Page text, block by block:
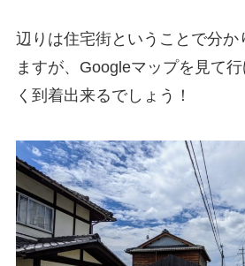
辺りは住宅街ということで分か
ますが、Googleマップを見て
く到着出来るでしょう！